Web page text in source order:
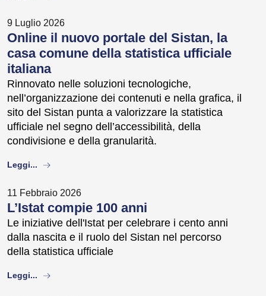
9 Luglio 2026
Online il nuovo portale del Sistan, la
casa comune della statistica ufficiale
italiana
Rinnovato nelle soluzioni tecnologiche,
nell’organizzazione dei contenuti e nella grafica, il
sito del Sistan punta a valorizzare la statistica
ufficiale nel segno dell’accessibilità, della
condivisione e della granularità.
Leggi... about
11 Febbraio 2026
L’Istat compie 100 anni
Le iniziative dell'Istat per celebrare i cento anni
dalla nascita e il ruolo del Sistan nel percorso
della statistica ufficiale
Leggi... about